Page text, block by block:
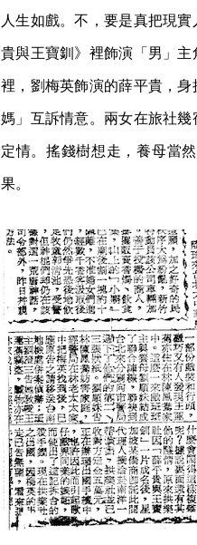
人生如戲。不，要是真把現
貴與王寶釧》裡飾演「男」
裡，劉梅英飾演的薛平貴，
媽」互訴情意。兩女在旅社
定情。搖錢樹想走，養母當
果。